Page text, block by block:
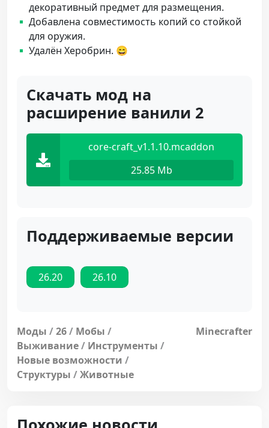
декоративный предмет для размещения.
Добавлена совместимость копий со стойкой
для оружия.
Удалён Херобрин. 😄
Скачать мод на
расширение ванили 2
core-craft_v1.1.10.mcaddon
25.85 Mb
Поддерживаемые версии
26.20 26.10
Моды /26/ Мобы /
Выживание/ Инструменты /
Новые возможности /
Структуры /Животные
Minecrafter